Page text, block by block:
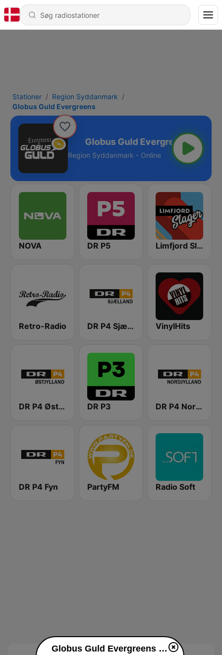
Stationer
Region Syddanmark
Globus Guld Evergreens
Evergreens
Region Syddanmark - Online
NOVA DR P5 Limfjord Slager
Retro-Radio DR P4 Sjælland VinylHits
DR P4 Østjyllands DR P3 DR P4 Nordjylland
DR P4 Fyn PartyFM Radio Soft
Globus Guld Evergreens direkte